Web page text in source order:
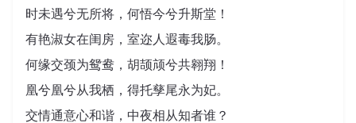
时未遇兮无所将，何悟今兮升斯堂！
有艳淑女在闺房，室迩人遐毒我肠。
何缘交颈为鸳鸯，胡颉颃兮共翱翔！
凰兮凰兮从我栖，得托孳尾永为妃。
交情通意心和谐，中夜相从知者谁？